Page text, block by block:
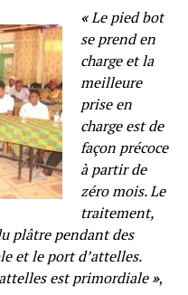
«Le pied bot
se prend en
charge et la
meilleure
prise en
charge est de
façon précoce
à partir de
zéro mois. Le
traitement,
plâtre pendant des
et le port d’attelles.
est primordiale»,